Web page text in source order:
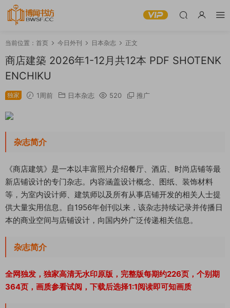
当前位置： 首页 今日外刊 日本杂志 正文
商店建築 2026年1-12月共12本 PDF SHOTENK
ENCHIKU
独家 1周前 日本杂志 520 推广
杂志简介
《商店建筑》是一本以丰富照片介绍餐厅、酒店、时尚店铺等最
新店铺设计的专门杂志。内容涵盖设计概念、图纸、装饰材料
等，为室内设计师、建筑师以及所有从事店铺开发的相关人士提
供大量实用信息。自1956年创刊以来，该杂志持续记录并传播日
本的商业空间与店铺设计，向国内外广泛传递相关信息。
杂志简介
全网独发，独家高清无水印原版，完整版每期约226页，个别期
364页，画质参看试阅，下载后选择1:1阅读即可知画质